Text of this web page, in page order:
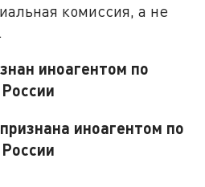
комиссия, а не
иноагентом по
иноагентом по